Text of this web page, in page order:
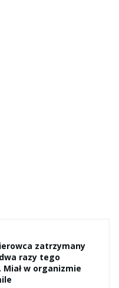
zatrzymany
razy tego
w organizmie